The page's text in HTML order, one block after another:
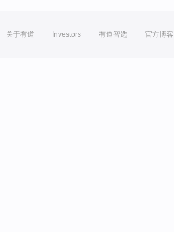
关于有道 Investors 有道智选 官方博客